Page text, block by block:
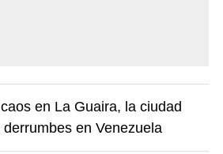
en La Guaira, la ciudad
en Venezuela